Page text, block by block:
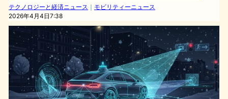
テクノロジーと経済ニュース ｜ モビリティーニュース
2026年4月4日7:38